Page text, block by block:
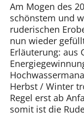
Am Mogen des
schönstem und
ruderischen
nun wieder
Erläuterung: aus
Herbst / Winter
Regel erst ab
somit ist die